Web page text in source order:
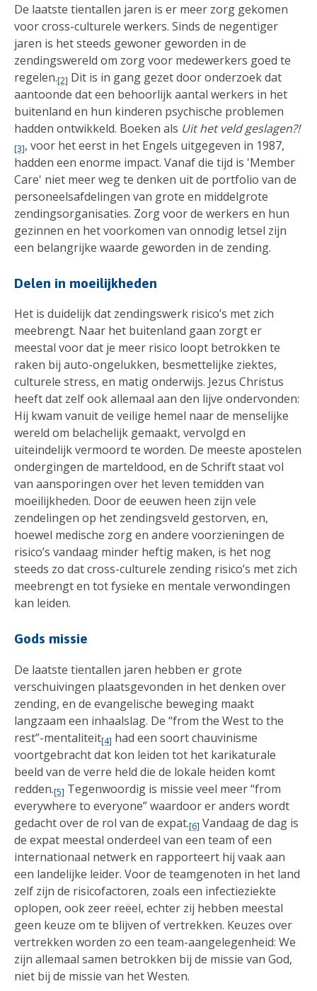
De laatste tientallen jaren is er meer zorg gekomen
voor cross-culturele werkers. Sinds de negentiger
jaren is het steeds gewoner geworden in de
zendingswereld om zorg voor medewerkers goed te
regelen.[2] Dit is in gang gezet door onderzoek dat
aantoonde dat een behoorlijk aantal werkers in het
buitenland en hun kinderen psychische problemen
hadden ontwikkeld. Boeken als Uit het veld geslagen?!
[3], voor het eerst in het Engels uitgegeven in 1987,
hadden een enorme impact. Vanaf die tijd is 'Member
Care' niet meer weg te denken uit de portfolio van de
personeelsafdelingen van grote en middelgrote
zendingsorganisaties. Zorg voor de werkers en hun
gezinnen en het voorkomen van onnodig letsel zijn
een belangrijke waarde geworden in de zending.
Delen in moeilijkheden
Het is duidelijk dat zendingswerk risico’s met zich
meebrengt. Naar het buitenland gaan zorgt er
meestal voor dat je meer risico loopt betrokken te
raken bij auto-ongelukken, besmettelijke ziektes,
culturele stress, en matig onderwijs. Jezus Christus
heeft dat zelf ook allemaal aan den lijve ondervonden:
Hij kwam vanuit de veilige hemel naar de menselijke
wereld om belachelijk gemaakt, vervolgd en
uiteindelijk vermoord te worden. De meeste apostelen
ondergingen de marteldood, en de Schrift staat vol
van aansporingen over het leven temidden van
moeilijkheden. Door de eeuwen heen zijn vele
zendelingen op het zendingsveld gestorven, en,
hoewel medische zorg en andere voorzieningen de
risico’s vandaag minder heftig maken, is het nog
steeds zo dat cross-culturele zending risico’s met zich
meebrengt en tot fysieke en mentale verwondingen
kan leiden.
Gods missie
De laatste tientallen jaren hebben er grote
verschuivingen plaatsgevonden in het denken over
zending, en de evangelische beweging maakt
langzaam een inhaalslag. De “from the West to the
rest”-mentaliteit[4] had een soort chauvinisme
voortgebracht dat kon leiden tot het karikaturale
beeld van de verre held die de lokale heiden komt
redden.[5] Tegenwoordig is missie veel meer “from
everywhere to everyone” waardoor er anders wordt
gedacht over de rol van de expat.[6] Vandaag de dag is
de expat meestal onderdeel van een team of een
internationaal netwerk en rapporteert hij vaak aan
een landelijke leider. Voor de teamgenoten in het land
zelf zijn de risicofactoren, zoals een infectieziekte
oplopen, ook zeer reëel, echter zij hebben meestal
geen keuze om te blijven of vertrekken. Keuzes over
vertrekken worden zo een team-aangelegenheid: We
zijn allemaal samen betrokken bij de missie van God,
niet bij de missie van het Westen.